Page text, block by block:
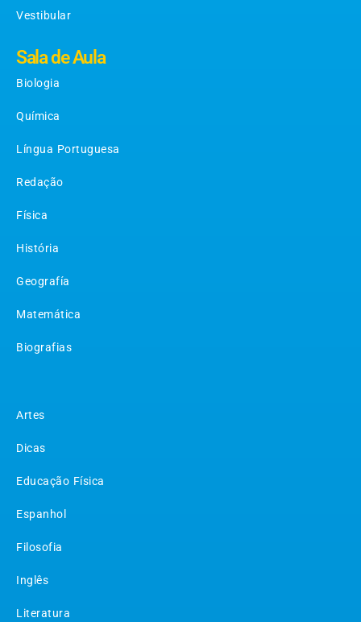
Vestibular
Sala de Aula
Biologia
Química
Língua Portuguesa
Redação
Física
História
Geografía
Matemática
Biografias
Artes
Dicas
Educação Física
Espanhol
Filosofia
Inglês
Literatura